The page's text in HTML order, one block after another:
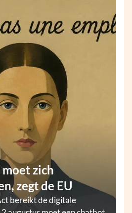
zich
zegt de EU
bereikt de digitale